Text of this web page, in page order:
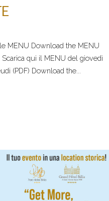
MENU Download the MENU
Scarica qui il MENU del giovedì
(PDF) Download the...